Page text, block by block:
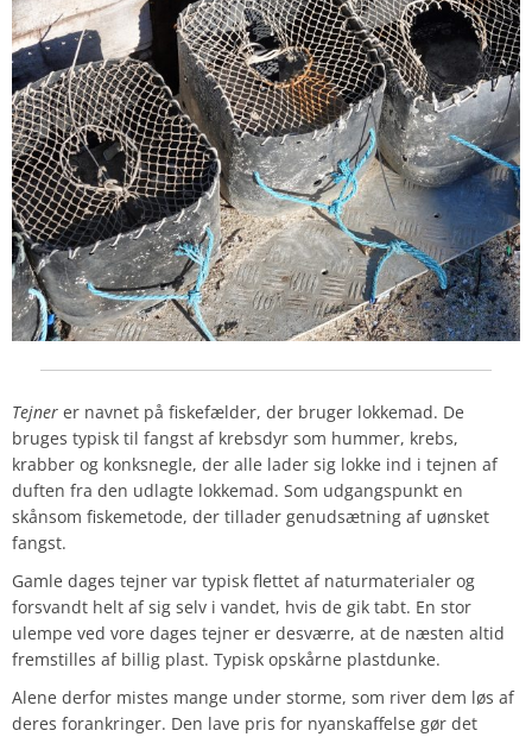
Tejner er navnet på fiskefælder, der bruger lokkemad. De
bruges typisk til fangst af krebsdyr som hummer, krebs,
krabber og konksnegle, der alle lader sig lokke ind i tejnen af
duften fra den udlagte lokkemad. Som udgangspunkt en
skånsom fiskemetode, der tillader genudsætning af uønsket
fangst.
Gamle dages tejner var typisk flettet af naturmaterialer og
forsvandt helt af sig selv i vandet, hvis de gik tabt. En stor
ulempe ved vore dages tejner er desværre, at de næsten altid
fremstilles af billig plast. Typisk opskårne plastdunke.
Alene derfor mistes mange under storme, som river dem løs af
deres forankringer. Den lave pris for nyanskaffelse gør det